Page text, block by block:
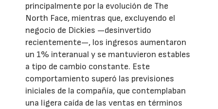
principalmente por la evolución de The
North Face, mientras que, excluyendo el
negocio de Dickies —desinvertido
recientemente—, los ingresos aumentaron
un 1% interanual y se mantuvieron estables
a tipo de cambio constante. Este
comportamiento superó las previsiones
iniciales de la compañía, que contemplaban
una ligera caída de las ventas en términos